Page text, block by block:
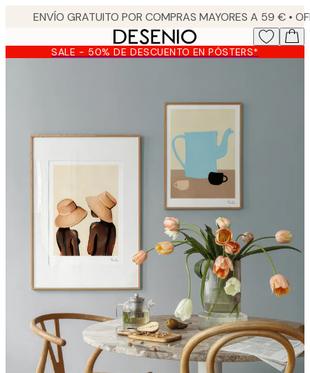
content.SALE - 50% DE DESCUENTO EN PÓSTERS*